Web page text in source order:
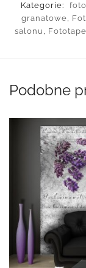
Kategorie:
granatowe,
salonu ,
Podobne